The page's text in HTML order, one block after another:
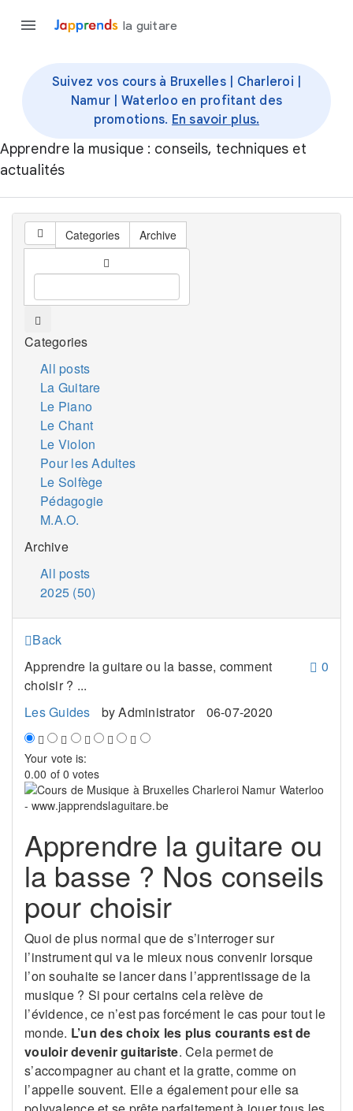
la guitare
Suivez vos cours à Bruxelles | Charleroi |
Namur | Waterloo en profitant des
promotions. En savoir plus.
Apprendre la musique : conseils, techniques et
actualités
Categories Archive
Categories
All posts
La Guitare
Le Piano
Le Chant
Le Violon
Pour les Adultes
Le Solfège
Pédagogie
M.A.O.
Archive
All posts
2025 (50)
Back
0
Apprendre la guitare ou la basse, comment
choisir ? ...
Les Guides
byAdministrator 06-07-2020
Your vote is:
0.00 of 0 votes
Apprendre la guitare ou
la basse ? Nos conseils
pour choisir
Quoi de plus normal que de s’interroger sur
l’instrument qui va le mieux nous convenir lorsque
l’on souhaite se lancer dans l’apprentissage de la
musique ? Si pour certains cela relève de
l’évidence, ce n’est pas forcément le cas pour tout le
monde. L’un des choix les plus courants est de
vouloir devenir guitariste. Cela permet de
s’accompagner au chant et la gratte, comme on
l’appelle souvent. Elle a également pour elle sa